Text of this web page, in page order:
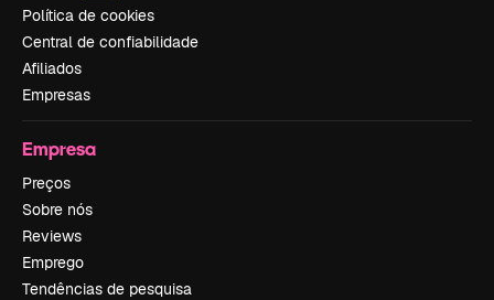
Política de cookies
Central de confiabilidade
Afiliados
Empresas
Empresa
Preços
Sobre nós
Reviews
Emprego
Tendências de pesquisa